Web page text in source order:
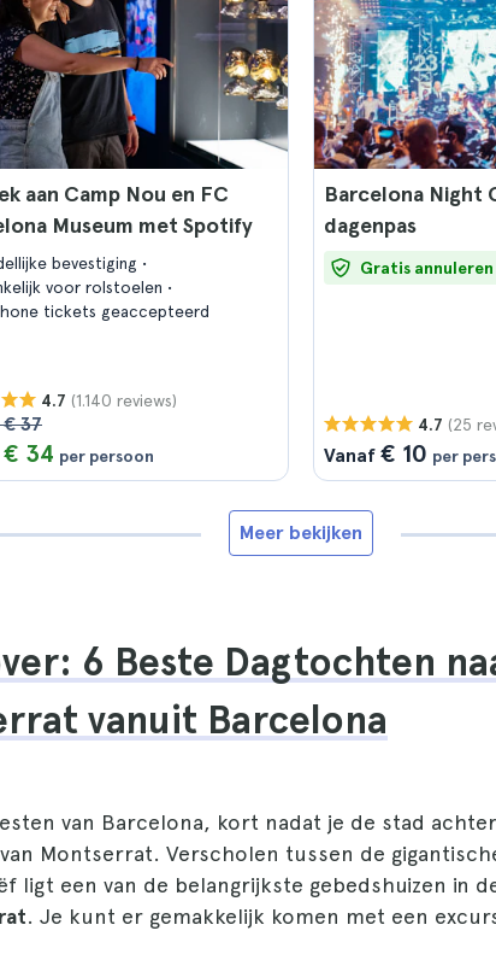
aan Camp Nou en FC
Museum met Spotify
bevestiging
voor rolstoelen
tickets geaccepteerd
4.7 (1.140 reviews)
37
€ 34 per persoon
Barcelona Night
dagenpas
Gratis annuleren
4.7 (25
Vanaf € 10 per
Meer bekijken
6 Beste Dagtochten
vanuit Barcelona
van Barcelona, kort nadat je de stad
Montserrat. Verscholen tussen de
ligt een van de belangrijkste gebedshuizen in
. Je kunt er gemakkelijk komen met een